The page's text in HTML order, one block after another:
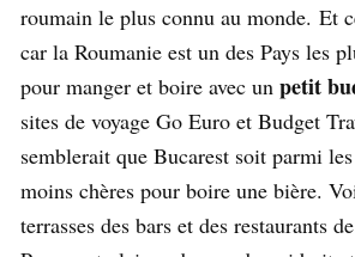
roumain le plus connu au monde. Et
car la Roumanie est un des Pays les
pour manger et boire avec un petit
sites de voyage Go Euro et Budget
semblerait que Bucarest soit parmi
moins chères pour boire une bière.
terrasses des bars et des restaurants